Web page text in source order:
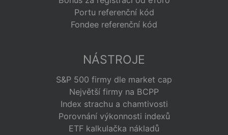
Portu referenční kód
Fondee referenční kód
NÁSTROJE
S&P 500 firmy dle market cap
Největší firmy na BCPP
Index strachu a chamtivosti
Porovnání výkonnosti indexů
ETF kalkulačka nákladů